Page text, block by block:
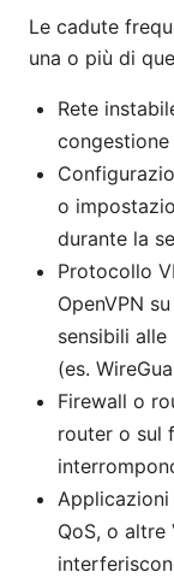
Le cadute
una o più di
Rete
o
durante la
Protocollo
OpenVPN
sensibili
(es.
Firewall o
router o sul
QoS, o